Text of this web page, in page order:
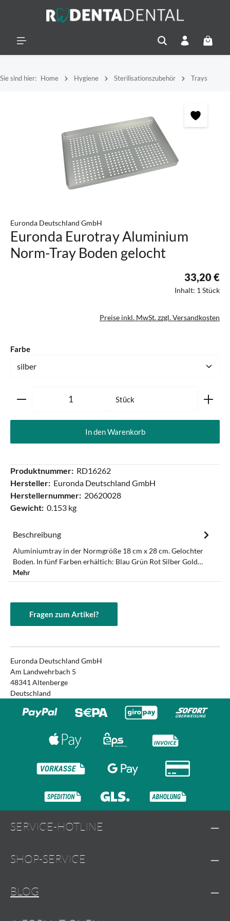
Sie sind hier: Home Hygiene Sterilisationszubehör Trays
Euronda Deutschland GmbH
Euronda Eurotray Aluminium
Norm-Tray Boden gelocht
33,20 €
Inhalt: 1 Stück
Preise inkl. MwSt. zzgl. Versandkosten
Farbeauswählen
Produkt Anzahl: Gib den gewünschten Wert ein oder
Stück
In den Warenkorb
Produktnummer: RD16262
Hersteller: Euronda Deutschland GmbH
Herstellernummer: 20620028
Gewicht: 0.153 kg
Beschreibung
Aluminiumtray in der Normgröße 18 cm x 28 cm. Gelochter
Boden. In fünf Farben erhältich: Blau Grün Rot Silber Gold…
Mehr
Fragen zum Artikel?
Euronda Deutschland GmbH
Am Landwehrbach 5
48341 Altenberge
Deutschland
SERVICE-HOTLINE
SHOP-SERVICE
BLOG